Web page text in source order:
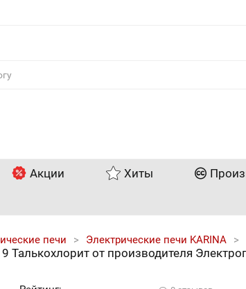
Акции Хиты
печи Электрические печи KARINA
Талькохлорит от производителя